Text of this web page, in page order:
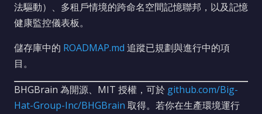
法驅動）、多租戶情境的跨命名空間記憶聯邦，以及記憶
健康監控儀表板。
儲存庫中的 ROADMAP.md 追蹤已規劃與進行中的項
目。
BHGBrain 為開源、MIT 授權，可於 github.com/Big-
Hat-Group-Inc/BHGBrain 取得。若你在生產環境運行